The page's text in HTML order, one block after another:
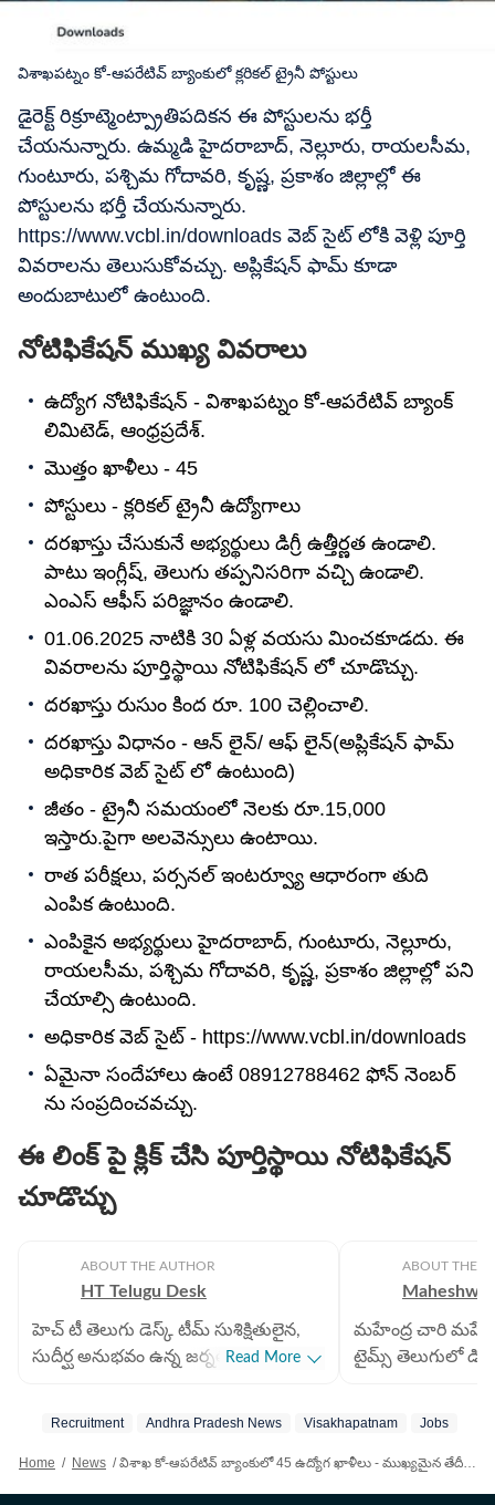
విశాఖపట్నం కో-ఆపరేటివ్ బ్యాంకులో క్లరికల్‌ ట్రైనీ పోస్టులు
డైరెక్ట్‌ రిక్రూట్మెంట్ప్రాతిపదికన ఈ పోస్టులను భర్తీ
చేయనున్నారు. ఉమ్మడి హైదరాబాద్, నెల్లూరు, రాయలసీమ,
గుంటూరు, పశ్చిమ గోదావరి, కృష్ణ, ప్రకాశం జిల్లాల్లో ఈ
పోస్టులను భర్తీ చేయనున్నారు.
https://www.vcbl.in/downloads వెబ్ సైట్ లోకి వెళ్లి పూర్తి
వివరాలను తెలుసుకోవచ్చు. అప్లికేషన్ ఫామ్ కూడా
అందుబాటులో ఉంటుంది.
నోటిఫికేషన్ ముఖ్య వివరాలు
ఉద్యోగ నోటిఫికేషన్ - విశాఖపట్నం కో-ఆపరేటివ్ బ్యాంక్
లిమిటెడ్, ఆంధ్రప్రదేశ్.
మొత్తం ఖాళీలు - 45
పోస్టులు - క్లరికల్‌ ట్రైనీ ఉద్యోగాలు
దరఖాస్తు చేసుకునే అభ్యర్థులు డిగ్రీ ఉత్తీర్ణత ఉండాలి.
పాటు ఇంగ్లీష్, తెలుగు తప్పనిసరిగా వచ్చి ఉండాలి.
ఎంఎస్‌ ఆఫీస్‌ పరిజ్ఞానం ఉండాలి.
01.06.2025 నాటికి 30 ఏళ్ల వయసు మించకూడదు. ఈ
వివరాలను పూర్తిస్థాయి నోటిఫికేషన్ లో చూడొచ్చు.
దరఖాస్తు రుసుం కింద రూ. 100 చెల్లించాలి.
దరఖాస్తు విధానం - ఆన్ లైన్/ ఆఫ్ లైన్(అప్లికేషన్ ఫామ్
అధికారిక వెబ్ సైట్ లో ఉంటుంది)
జీతం - ట్రైనీ సమయంలో నెలకు రూ.15,000
ఇస్తారు.పైగా అలవెన్సులు ఉంటాయి.
రాత పరీక్షలు, పర్సనల్ ఇంటర్వ్యూ ఆధారంగా తుది
ఎంపిక ఉంటుంది.
ఎంపికైన అభ్యర్థులు హైదరాబాద్‌, గుంటూరు, నెల్లూరు,
రాయలసీమ, పశ్చిమ గోదావరి, కృష్ణ, ప్రకాశం జిల్లాల్లో పని
చేయాల్సి ఉంటుంది.
అధికారిక వెబ్ సైట్ - https://www.vcbl.in/downloads
ఏమైనా సందేహాలు ఉంటే 08912788462 ఫోన్ నెంబర్
ను సంప్రదించవచ్చు.
ఈ లింక్ పై క్లిక్ చేసి పూర్తిస్థాయి నోటిఫికేషన్
చూడొచ్చు
ABOUT THE AUTHOR
HT Telugu Desk
హెచ్ టీ తెలుగు డెస్క్ టీమ్ సుశిక్షితులైన,
సుదీర్ఘ అనుభవం ఉన్న జర్నలిస్టులతో
అందించడంలో నైపుణ్యం కలిగిన సబ్
Read More
ABOUT THE
మహేంద్ర చారి
టైమ్స్ తెలుగులో
ప్రాంతీయ వార్తలను
Recruitment Andhra Pradesh News Visakhapatnam Jobs
Home / News / విశాఖ కో-ఆపరేటివ్ బ్యాంకులో 45 ఉద్యోగ ఖాళీలు - ముఖ్యమైన తేదీలు, వివరాలివే